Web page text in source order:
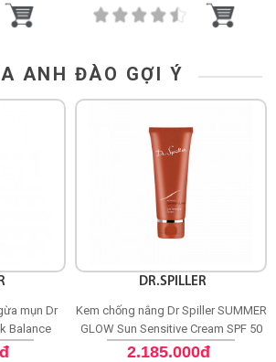
ANH ĐÀO GỢI Ý
mụn Dr
Balance
DR.SPILLER
Kem chống nắng Dr Spiller SUMMER
GLOW Sun Sensitive Cream SPF 50
2.185.000đ